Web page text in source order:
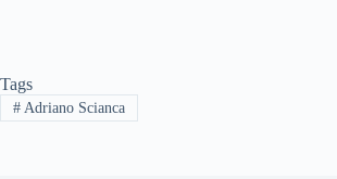
Tags
#Adriano Scianca